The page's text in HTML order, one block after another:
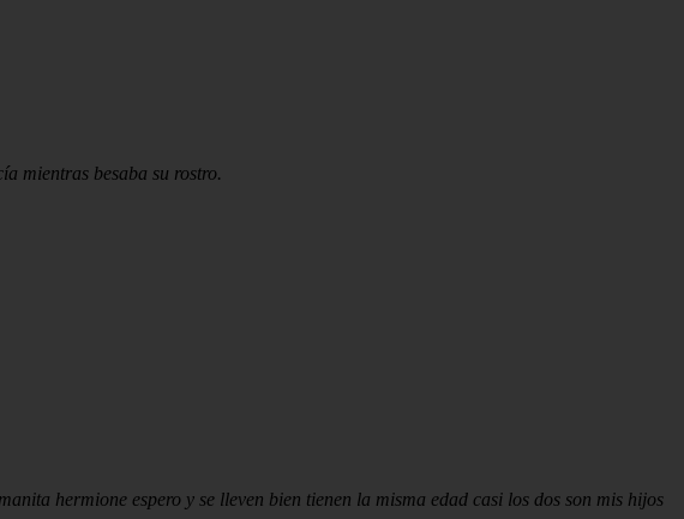
mientras besaba su rostro.
hermione espero y se lleven bien tienen la misma edad casi los dos son mis hijos